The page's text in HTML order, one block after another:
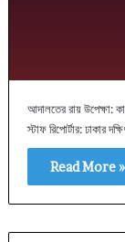
আদালতের রায় উপেক্ষা:
স্টাফ রিপোর্টার: ঢাকার
Read More »